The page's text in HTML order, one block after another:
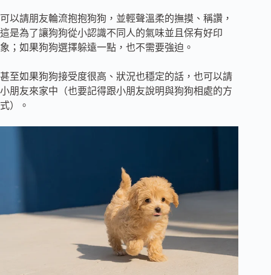
可以請朋友輪流抱抱狗狗，並輕聲溫柔的撫摸、稱讚，
這是為了讓狗狗從小認識不同人的氣味並且保有好印
象；如果狗狗選擇躲遠一點，也不需要強迫。
甚至如果狗狗接受度很高、狀況也穩定的話，也可以請
小朋友來家中（也要記得跟小朋友說明與狗狗相處的方
式）。